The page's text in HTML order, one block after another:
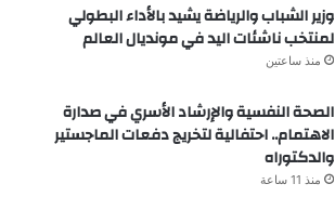
وزير الشباب والرياضة يشيد بالأداء البطولي
لمنتخب ناشئات اليد في مونديال العالم
منذ ساعتين
الصحة النفسية والإرشاد الأسري في صدارة
الاهتمام.. احتفالية لتخريج دفعات الماجستير
والدكتوراه
منذ 11 ساعة